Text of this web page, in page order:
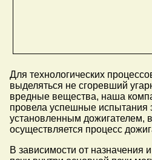
Для технологических
выделяться не сгоревший
вредные вещества, наша
провела успешные испытания
установленным дожигателем,
осуществляется процесс
В зависимости от назначения